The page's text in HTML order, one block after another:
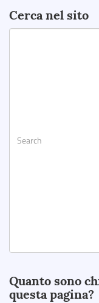
Cerca nel sito
Quanto sono
questa pagina?